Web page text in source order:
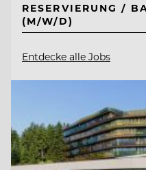
RESERVIERUNG /
(M/W/D)
Entdecke alle Jobs